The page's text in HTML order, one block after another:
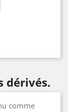
dérivés.
comme